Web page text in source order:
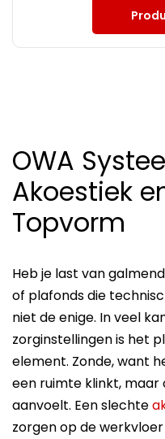
OWA
Akoestiek
Topvorm
Heb je last van
of plafonds die
niet de enige. In veel
zorginstellingen is het
element. Zonde, want
een ruimte klinkt, maar
aanvoelt. Een slechte
zorgen op de